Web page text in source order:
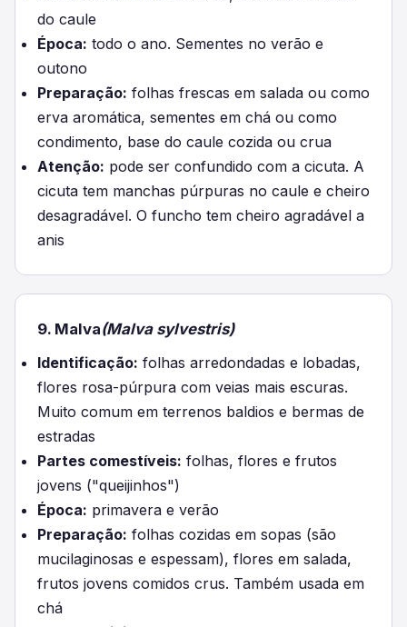
do caule
Época: todo o ano. Sementes no verão e
outono
Preparação: folhas frescas em salada ou como
erva aromática, sementes em chá ou como
condimento, base do caule cozida ou crua
Atenção: pode ser confundido com a cicuta. A
cicuta tem manchas púrpuras no caule e cheiro
desagradável. O funcho tem cheiro agradável a
anis
9. Malva(Malva sylvestris)
Identificação: folhas arredondadas e lobadas,
flores rosa-púrpura com veias mais escuras.
Muito comum em terrenos baldios e bermas de
estradas
Partes comestíveis: folhas, flores e frutos
jovens ("queijinhos")
Época: primavera e verão
Preparação: folhas cozidas em sopas (são
mucilaginosas e espessam), flores em salada,
frutos jovens comidos crus. Também usada em
chá